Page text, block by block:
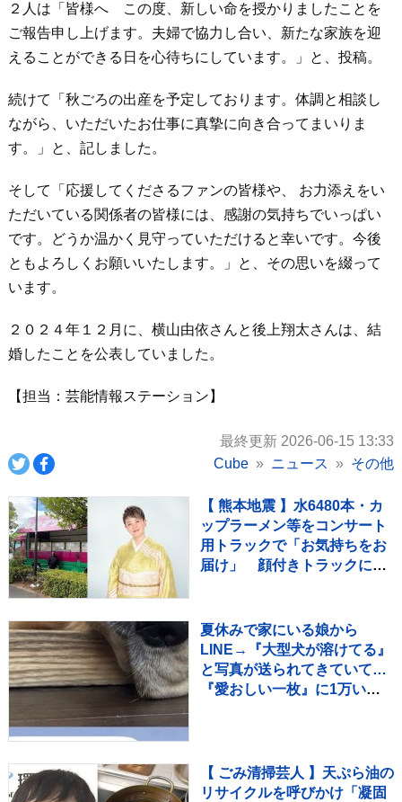
２人は「皆様へ この度、新しい命を授かりましたことを
ご報告申し上げます。夫婦で協力し合い、新たな家族を迎
えることができる日を心待ちにしています。」と、投稿。
続けて「秋ごろの出産を予定しております。体調と相談し
ながら、いただいたお仕事に真摯に向き合ってまいりま
す。」と、記しました。
そして「応援してくださるファンの皆様や、 お力添えをい
ただいている関係者の皆様には、感謝の気持ちでいっぱい
です。どうか温かく見守っていただけると幸いです。今後
ともよろしくお願いいたします。」と、その思いを綴って
います。
２０２４年１２月に、横山由依さんと後上翔太さんは、結
婚したことを公表していました。
【担当：芸能情報ステーション】
最終更新 2026-06-15 13:33
Cube
ニュース その他
【 熊本地震 】水6480本・カ
ップラーメン等をコンサート
用トラックで「お気持ちをお
届け」 顔付きトラックにた
夏休みで家にいる娘から
LINE→『大型犬が溶けてる』
と写真が送られてきていて…
『愛おしい一枚』に1万いい
【 ごみ清掃芸人 】天ぷら油の
リサイクルを呼びかけ「凝固